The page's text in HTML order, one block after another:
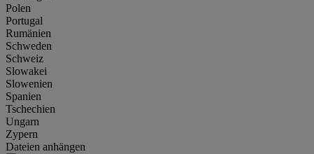
Polen
Portugal
Rumänien
Schweden
Schweiz
Slowakei
Slowenien
Spanien
Tschechien
Ungarn
Zypern
Dateien anhängen